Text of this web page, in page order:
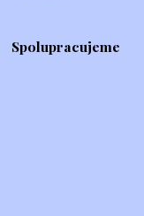
Spolupracujeme